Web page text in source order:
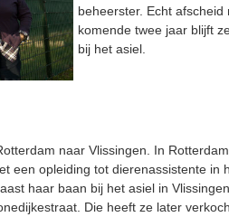
beheerster. Echt
komende twee jaar blijft
bij het asiel.
naar Vlissingen. In
een opleiding tot dierenassistente in
haar baan bij het asiel in
Die heeft ze later